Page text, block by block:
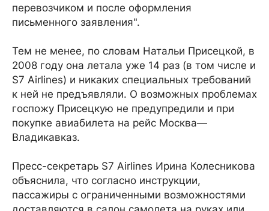
перевозчиком и после оформления
письменного заявления".
Тем не менее, по словам Натальи Присецкой, в
2008 году она летала уже 14 раз (в том числе и
S7 Airlines) и никаких специальных требований
к ней не предъявляли. О возможных проблемах
госпожу Присецкую не предупредили и при
покупке авиабилета на рейс Москва—
Владикавказ.
Пресс-секретарь S7 Airlines Ирина Колесникова
объяснила, что согласно инструкции,
пассажиры с ограниченными возможностями